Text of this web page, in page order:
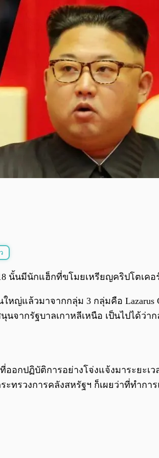
นั้นมีนักแฮ็กที่ขโมยเหรียญคริปโตเค
หญ่แล้วมาจากกลุ่ม 3 กลุ่มคือ Lazarus
จากรัฐบาลเกาหลีเหนือ เป็นไปได้ว่
ที่ออกปฏิบัติการอย่างโจ่งแจ้งมาระยะเ
ทรวงการคลังสหรัฐฯ ก็เผยว่าที่ทำกา